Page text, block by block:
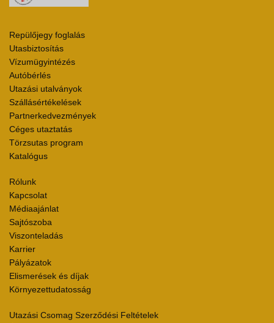
Repülőjegy foglalás
Utasbiztosítás
Vízumügyintézés
Autóbérlés
Utazási utalványok
Szállásértékelések
Partnerkedvezmények
Céges utaztatás
Törzsutas program
Katalógus
Rólunk
Kapcsolat
Médiaajánlat
Sajtószoba
Viszonteladás
Karrier
Pályázatok
Elismerések és díjak
Környezettudatosság
Utazási Csomag Szerződési Feltételek